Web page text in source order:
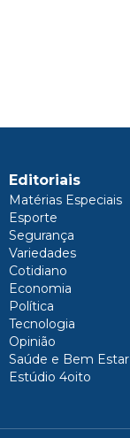
Editoriais
Matérias Especiais
Esporte
Segurança
Variedades
Cotidiano
Economia
Política
Tecnologia
Opinião
Saúde e Bem Estar
Estúdio 4oito